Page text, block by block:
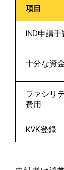
項目
IND申請手
十分な資
ファシリ
費用
KVK登録